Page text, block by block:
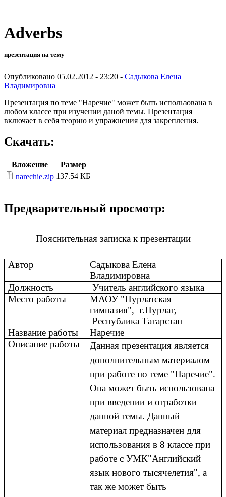
Adverbs
презентация на тему
Опубликовано 05.02.2012 - 23:20 - Садыкова Елена
Владимировна
Презентация по теме "Наречие" может быть использована в
любом классе при изучении даной темы. Презентация
включает в себя теорию и упражнения для закрепления.
Скачать:
Вложение
Размер
narechie.zip 137.54 КБ
Предварительный просмотр:
Пояснительная записка к презентации
Автор
Садыкова Елена
Владимировна
Должность
Учитель английского языка
Место работы
МАОУ "Нурлатская
гимназия", г.Нурлат,
Республика Татарстан
Название работы
Наречие
Описание работы
Данная презентация является
дополнительным материалом
при работе по теме "Наречие".
Она может быть использована
при введении и отработки
данной темы. Данный
материал предназначен для
использования в 8 классе при
работе с УМК"Английский
язык нового тысячелетия", а
так же может быть